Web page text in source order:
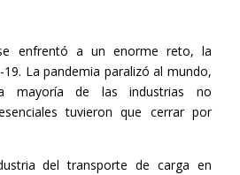
enfrentó a un enorme reto, la
La pandemia paralizó al mundo,
mayoría de las industrias no
tuvieron que cerrar por
del transporte de carga en